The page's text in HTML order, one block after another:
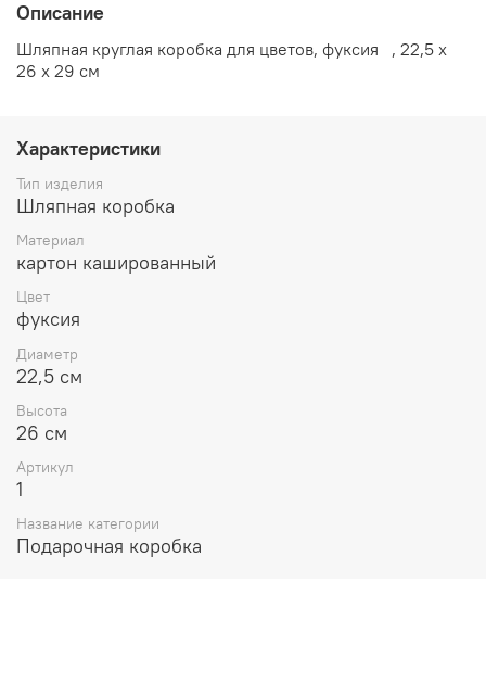
Описание
Шляпная круглая коробка для цветов, фуксия , 22,5 х
26 х 29 см
Характеристики
Тип изделия
Шляпная коробка
Материал
картон кашированный
Цвет
фуксия
Диаметр
22,5 см
Высота
26 см
Артикул
1
Название категории
Подарочная коробка